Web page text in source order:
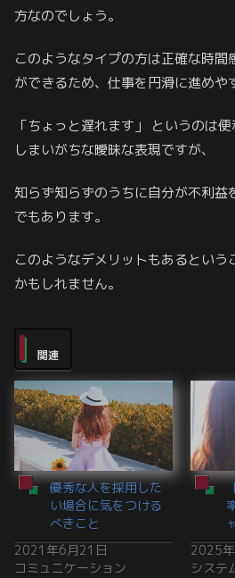
方なのでしょう。
このようなタイプの方は正確な時間
ができるため、仕事を円滑に進めや
「ちょっと遅れます」 というのは
しまいがちな曖昧な表現ですが、
知らず知らずのうちに自分が不利益
でもあります。
このようなデメリットもあるという
かもしれません。
関連
優秀な人を採用した
い場合に気をつける
べきこと
2021年6月21日
コミュニケーション
2025
システ